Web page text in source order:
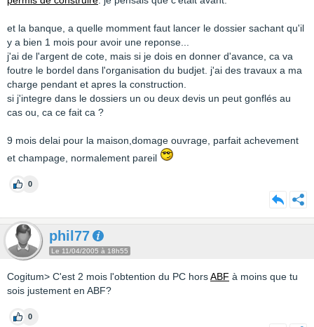
et la banque, a quelle momment faut lancer le dossier sachant qu'il
y a bien 1 mois pour avoir une reponse...
j'ai de l'argent de cote, mais si je dois en donner d'avance, ca va
foutre le bordel dans l'organisation du budjet. j'ai des travaux a ma
charge pendant et apres la construction.
si j'integre dans le dossiers un ou deux devis un peut gonflés au
cas ou, ca ce fait ca ?
9 mois delai pour la maison,domage ouvrage, parfait achevement
et champage, normalement pareil
0
phil77
Le 11/04/2005 à 18h55
Cogitum> C'est 2 mois l'obtention du PC horsABF à moins que tu
sois justement en ABF?
0